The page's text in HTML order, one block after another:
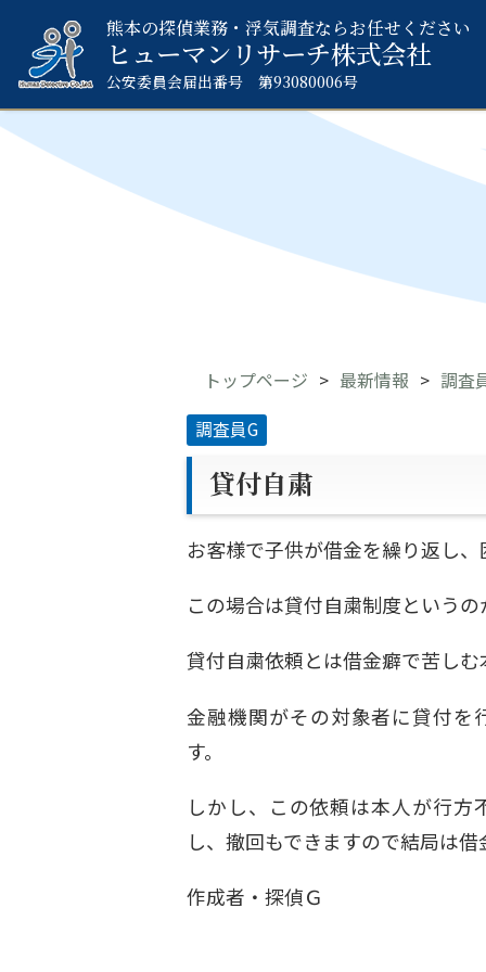
熊本の探偵業務・浮気調査ならお任せください
ヒューマンリサーチ株式会社
公安委員会届出番号 第93080006号
トップページ 最新情報 調査
調査員G
貸付自粛
お客様で子供が借金を繰り返し
この場合は貸付自粛制度という
貸付自粛依頼とは借金癖で苦し
金融機関がその対象者に貸付を
す。
しかし、この依頼は本人が行
し、撤回もできますので結局は
作成者・探偵Ｇ